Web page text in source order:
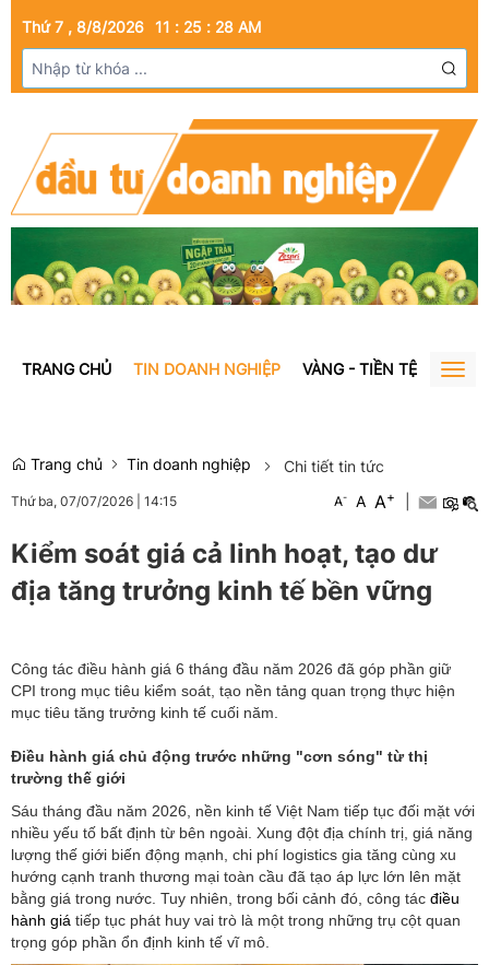
Thứ 7 , 8/8/2026 11 : 25 : 29 AM
TRANG CHỦ TIN DOANH NGHIỆP VÀNG - TIỀN TỆ BẤT
Trang chủ Tin doanh nghiệp Chi tiết tin tức
Thứ ba, 07/07/2026 14:15 A- A A+
Kiểm soát giá cả linh hoạt, tạo dư
địa tăng trưởng kinh tế bền vững
Công tác điều hành giá 6 tháng đầu năm 2026 đã góp phần giữ
CPI trong mục tiêu kiểm soát, tạo nền tảng quan trọng thực hiện
mục tiêu tăng trưởng kinh tế cuối năm.
Điều hành giá chủ động trước những "cơn sóng" từ thị
trường thế giới
Sáu tháng đầu năm 2026, nền kinh tế Việt Nam tiếp tục đối mặt với
nhiều yếu tố bất định từ bên ngoài. Xung đột địa chính trị, giá năng
lượng thế giới biến động mạnh, chi phí logistics gia tăng cùng xu
hướng cạnh tranh thương mại toàn cầu đã tạo áp lực lớn lên mặt
bằng giá trong nước. Tuy nhiên, trong bối cảnh đó, công tác điều
hành giá tiếp tục phát huy vai trò là một trong những trụ cột quan
trọng góp phần ổn định kinh tế vĩ mô.